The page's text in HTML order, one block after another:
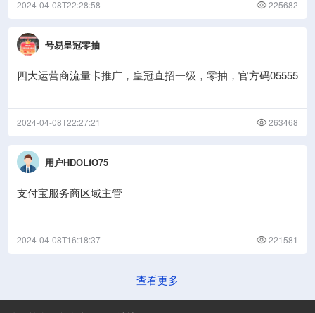
2024-04-08T22:28:58 225682
号易皇冠零抽
四大运营商流量卡推广，皇冠直招一级，零抽，官方码05555
2024-04-08T22:27:21 263468
用户HDOLfO75
支付宝服务商区域主管
2024-04-08T16:18:37 221581
查看更多